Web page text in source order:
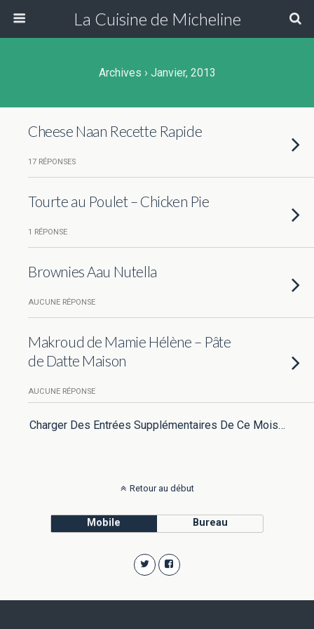
La Cuisine de Micheline
Archives › Janvier, 2013
Cheese Naan Recette Rapide
17 RÉPONSES
Tourte au Poulet – Chicken Pie
1 RÉPONSE
Brownies Aau Nutella
AUCUNE RÉPONSE
Makroud de Mamie Hélène – Pâte
de Datte Maison
AUCUNE RÉPONSE
Charger Des Entrées Supplémentaires De Ce Mois…
Retour au début
Mobile Bureau